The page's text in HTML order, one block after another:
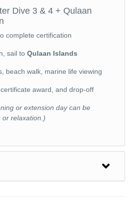
Dive 3 & 4 + Qulaan
complete certification
sail to Qulaan Islands
beach walk, marine life viewing
award, and drop-off
or extension day can be
or relaxation.)